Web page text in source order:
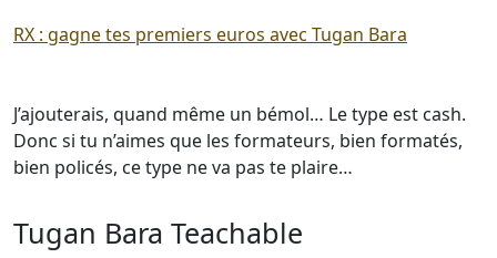
RX : gagne tes premiers euros avec Tugan Bara
J’ajouterais, quand même un bémol… Le type est cash.
Donc si tu n’aimes que les formateurs, bien formatés,
bien policés, ce type ne va pas te plaire…
Tugan Bara Teachable